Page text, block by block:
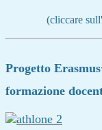
(cliccare
Progetto
formazione